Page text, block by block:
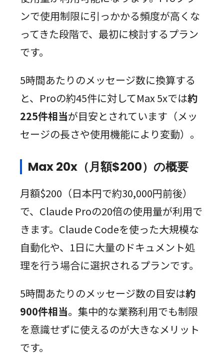
ンで使用制限に引っかかる頻度が高くな
ってきた段階で、最初に検討するプラン
です。
5時間あたりのメッセージ数に換算する
と、Proの約45件に対してMax 5xでは約
225件相当が目安とされています（メッ
セージの長さや使用機能により変動）。
Max 20x（月額$200）の概要
月額$200（日本円で約30,000円前後）
で、Claude Proの20倍の使用量が利用で
きます。Claude Codeを使った大規模な
自動化や、1日に大量のドキュメント処
理を行う場合に選択されるプランです。
5時間あたりのメッセージ数の目安は約
900件相当。集中的な業務利用でも制限
を意識せずに使えるのが大きなメリット
です。